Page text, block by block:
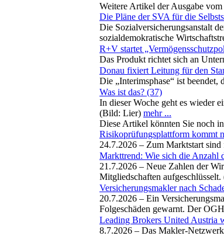
Weitere Artikel der Ausgabe
Die Pläne der SVA für die
Die Sozialversicherungsanstalt
sozialdemokratische
R+V startet
Das Produkt richtet sich an
Donau fixiert Leitung für den
Die „Interimsphase“ ist beendet,
Was ist das? (37)
In dieser Woche geht es wieder
(Bild: Lier) mehr ...
Diese Artikel könnten Sie noch
Risikoprüfungsplattform kommt
24.7.2026 – Zum Marktstart sind
Markttrend: Wie sich die Anzahl
21.7.2026 – Neue Zahlen der
Mitgliedschaften
Versicherungsmakler nach
20.7.2026 – Ein
Folgeschäden gewarnt. Der
Leading Brokers United Austria
8.7.2026 – Das Makler-